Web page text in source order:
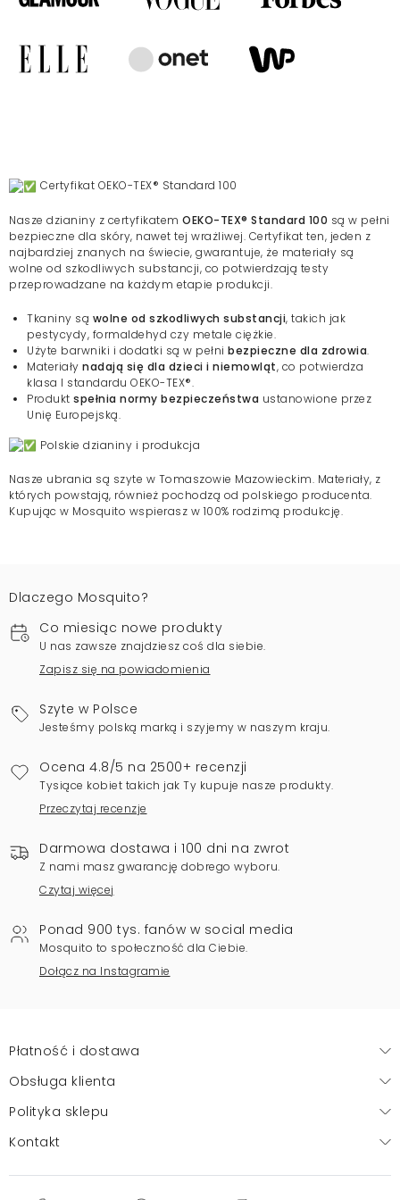
Certyfikat OEKO-TEX® Standard 100
Nasze dzianiny z certyfikatem OEKO-TEX® Standard 100 są w pełni
bezpieczne dla skóry, nawet tej wrażliwej. Certyfikat ten, jeden z
najbardziej znanych na świecie, gwarantuje, że materiały są
wolne od szkodliwych substancji, co potwierdzają testy
przeprowadzane na każdym etapie produkcji.
Tkaniny są wolne od szkodliwych substancji, takich jak
pestycydy, formaldehyd czy metale ciężkie.
Użyte barwniki i dodatki są w pełni bezpieczne dla zdrowia.
Materiały nadają się dla dzieci i niemowląt, co potwierdza
klasa I standardu OEKO-TEX®.
Produkt spełnia normy bezpieczeństwa ustanowione przez
Unię Europejską.
Polskie dzianiny i produkcja
Nasze ubrania są szyte w Tomaszowie Mazowieckim. Materiały, z
których powstają, również pochodzą od polskiego producenta.
Kupując w Mosquito wspierasz w 100% rodzimą produkcję.
Dlaczego Mosquito?
Co miesiąc nowe produkty
U nas zawsze znajdziesz coś dla siebie.
Zapisz się na powiadomienia
Szyte w Polsce
Jesteśmy polską marką i szyjemy w naszym kraju.
Ocena 4.8/5 na 2500+ recenzji
Tysiące kobiet takich jak Ty kupuje nasze produkty.
Przeczytaj recenzje
Darmowa dostawa i 100 dni na zwrot
Z nami masz gwarancję dobrego wyboru.
Czytaj więcej
Ponad 900 tys. fanów w social media
Mosquito to społeczność dla Ciebie.
Dołącz na Instagramie
Płatność i dostawa
Obsługa klienta
Polityka sklepu
Kontakt